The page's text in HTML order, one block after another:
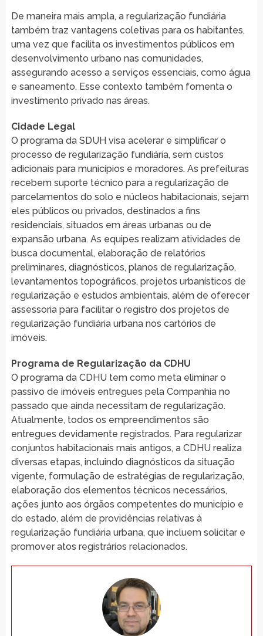
De maneira mais ampla, a regularização fundiária
também traz vantagens coletivas para os habitantes,
uma vez que facilita os investimentos públicos em
desenvolvimento urbano nas comunidades,
assegurando acesso a serviços essenciais, como água
e saneamento. Esse contexto também fomenta o
investimento privado nas áreas.
Cidade Legal
O programa da SDUH visa acelerar e simplificar o
processo de regularização fundiária, sem custos
adicionais para municípios e moradores. As prefeituras
recebem suporte técnico para a regularização de
parcelamentos do solo e núcleos habitacionais, sejam
eles públicos ou privados, destinados a fins
residenciais, situados em áreas urbanas ou de
expansão urbana. As equipes realizam atividades de
busca documental, elaboração de relatórios
preliminares, diagnósticos, planos de regularização,
levantamentos topográficos, projetos urbanísticos de
regularização e estudos ambientais, além de oferecer
assessoria para facilitar o registro dos projetos de
regularização fundiária urbana nos cartórios de
imóveis.
Programa de Regularização da CDHU
O programa da CDHU tem como meta eliminar o
passivo de imóveis entregues pela Companhia no
passado que ainda necessitam de regularização.
Atualmente, todos os empreendimentos são
entregues devidamente registrados. Para regularizar
conjuntos habitacionais mais antigos, a CDHU realiza
diversas etapas, incluindo diagnósticos da situação
vigente, formulação de estratégias de regularização,
elaboração dos elementos técnicos necessários,
ações junto aos órgãos competentes do município e
do estado, além de providências relativas à
regularização fundiária urbana, que incluem solicitar e
promover atos registrários relacionados.